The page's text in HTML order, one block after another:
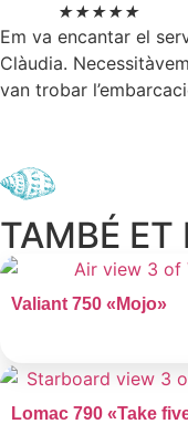
★★★★★
Em va encantar el
Clàudia.
van trobar
TAMBÉ ET
Valiant 750 «Mojo»
Lomac 790 «Take